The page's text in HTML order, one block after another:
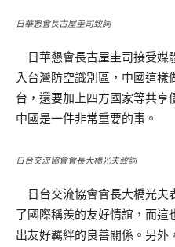
日華懇會長古屋圭司致詞
日華懇會長古屋圭司接受媒
入台灣防空識別區，中國這樣
台，還要加上四方國家等共享
中國是一件非常重要的事。
日台交流協會會長大橋光夫致詞
日台交流協會會長大橋光夫
了國際稱羨的友好情誼，而
出友好羈絆的良善關係。另外